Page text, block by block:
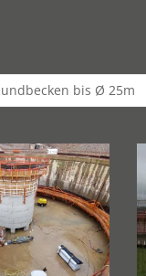
bis Ø 25m